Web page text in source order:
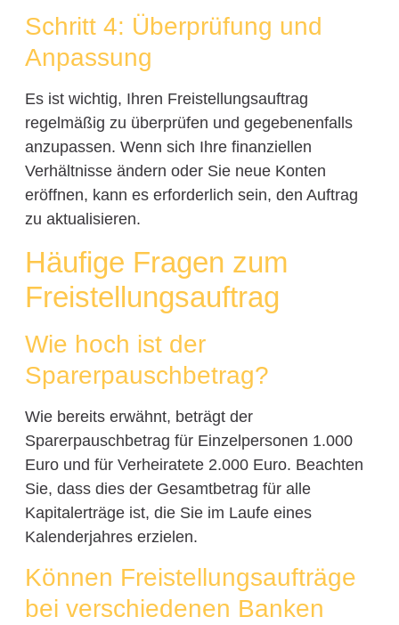
Schritt 4: Überprüfung und
Anpassung
Es ist wichtig, Ihren Freistellungsauftrag
regelmäßig zu überprüfen und gegebenenfalls
anzupassen. Wenn sich Ihre finanziellen
Verhältnisse ändern oder Sie neue Konten
eröffnen, kann es erforderlich sein, den Auftrag
zu aktualisieren.
Häufige Fragen zum
Freistellungsauftrag
Wie hoch ist der
Sparerpauschbetrag?
Wie bereits erwähnt, beträgt der
Sparerpauschbetrag für Einzelpersonen 1.000
Euro und für Verheiratete 2.000 Euro. Beachten
Sie, dass dies der Gesamtbetrag für alle
Kapitalerträge ist, die Sie im Laufe eines
Kalenderjahres erzielen.
Können Freistellungsaufträge
bei verschiedenen Banken